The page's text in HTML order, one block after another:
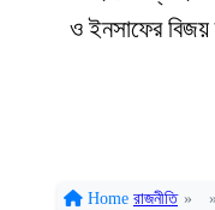
ও ইনসাফের
Home রাজনীতি » »